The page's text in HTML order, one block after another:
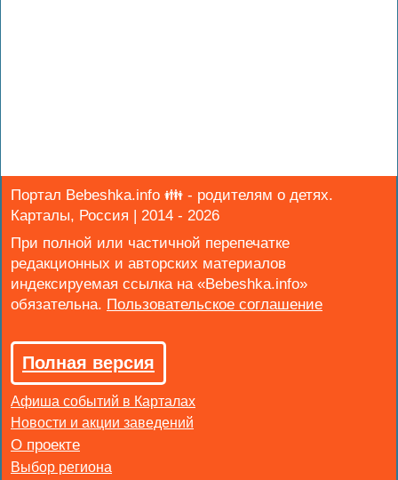
Портал Bebeshka.info 👪 - родителям о детях.
Карталы, Россия | 2014 - 2026
При полной или частичной перепечатке
редакционных и авторских материалов
индексируемая ссылка на «Bebeshka.info»
обязательна.
Полная версия
Афиша событий в Карталах
Новости и акции заведений
Выбор региона